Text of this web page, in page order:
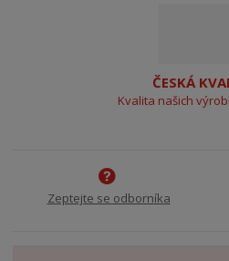
ČESKÁ
Kvalita našich
Zeptejte se odborníka